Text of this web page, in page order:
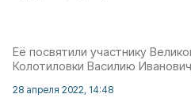
Её посвятили участнику
Колотиловки Василию
28 апреля 2022, 14:48